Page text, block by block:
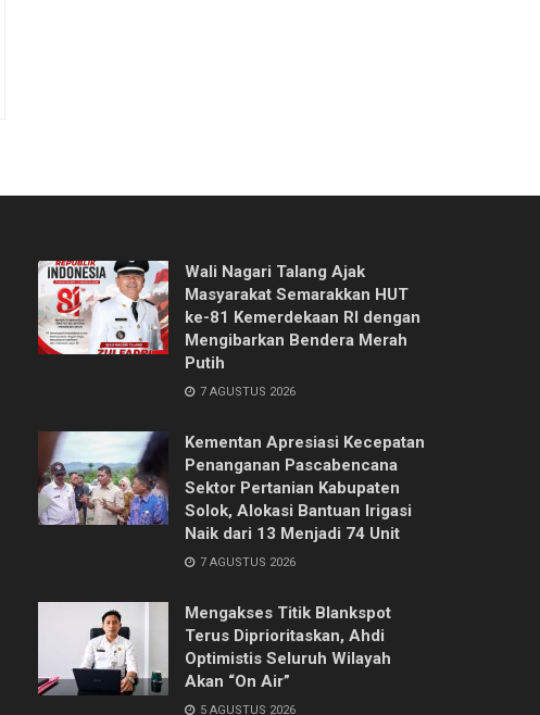
Wali Nagari Talang Ajak
Masyarakat Semarakkan HUT
ke-81 Kemerdekaan RI dengan
Mengibarkan Bendera Merah
Putih
7 AGUSTUS 2026
Kementan Apresiasi Kecepatan
Penanganan Pascabencana
Sektor Pertanian Kabupaten
Solok, Alokasi Bantuan Irigasi
Naik dari 13 Menjadi 74 Unit
7 AGUSTUS 2026
Mengakses Titik Blankspot
Terus Diprioritaskan, Ahdi
Optimistis Seluruh Wilayah
Akan “On Air”
5 AGUSTUS 2026